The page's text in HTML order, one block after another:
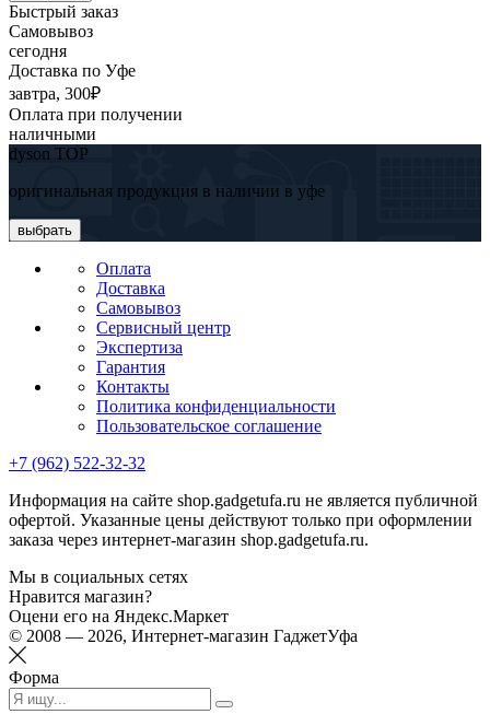
Быстрый заказ
Самовывоз
сегодня
Доставка по Уфе
завтра, 300₽
Оплата при получении
наличными
dyson TOP
оригинальная продукция в наличии в уфе
выбрать
Оплата
Доставка
Самовывоз
Сервисный центр
Экспертиза
Гарантия
Контакты
Политика конфиденциальности
Пользовательское соглашение
+7 (962) 522-32-32
Информация на сайте shop.gadgetufa.ru не является публичной
офертой. Указанные цены действуют только при оформлении
заказа через интернет-магазин shop.gadgetufa.ru.
Мы в социальных сетях
Нравится магазин?
Оцени его на Яндекс.Маркет
© 2008 — 2026, Интернет-магазин ГаджетУфа
Форма